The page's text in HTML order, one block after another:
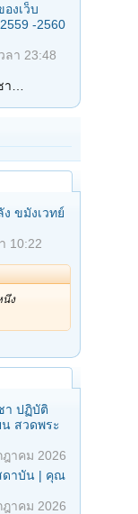
งเว็บ
-2560
ลา 23:48
…
ขมังเวทย์
10:22
นึ่ง
า ปฏิบัติ
สวดพระ
ฎาคม 2026
ดาบัน | คุณ
ฎาคม 2026